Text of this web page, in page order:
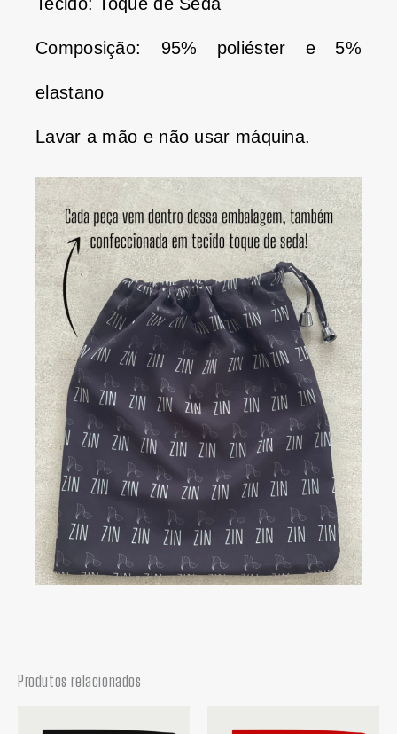
Composição: 95% poliéster e 5%
elastano
Lavar a mão e não usar máquina.
Produtos relacionados